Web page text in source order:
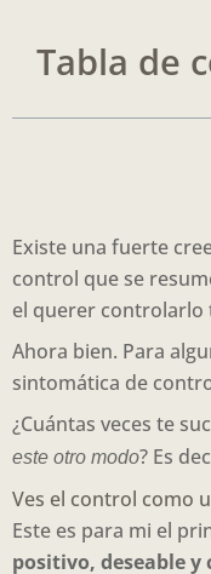
Tabla de
Existe una fuerte
control que se
el querer controlarlo
Ahora bien. Para
sintomática de
¿Cuántas veces te
este otro modo? Es
Ves el control como
Este es para mi el
positivo, deseable y